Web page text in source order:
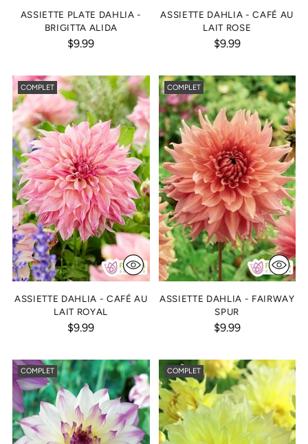
ASSIETTE PLATE DAHLIA -
BRIGITTA ALIDA
$9.99
ASSIETTE DAHLIA - CAFÉ AU
LAIT ROSE
$9.99
COMPLET
ASSIETTE DAHLIA - CAFÉ AU
LAIT ROYAL
$9.99
COMPLET
ASSIETTE DAHLIA - FAIRWAY
SPUR
$9.99
COMPLET COMPLET